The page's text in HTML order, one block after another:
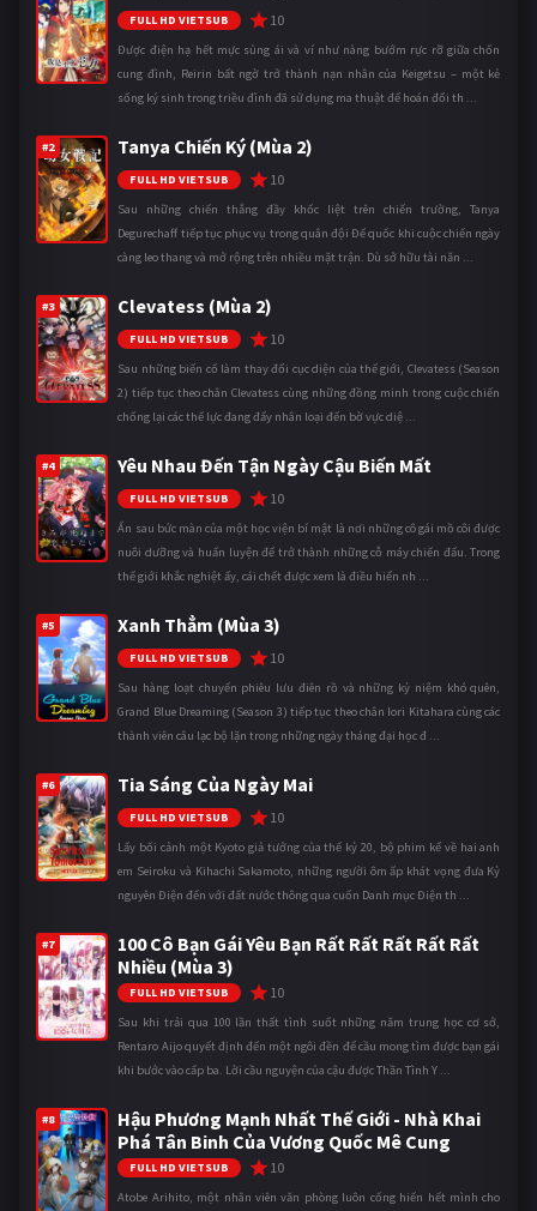
FULL HD VIETSUB 10
Được điện hạ hết mực sủng ái và ví như nàng bướm rực rỡ giữa chốn
cung đình, Reirin bất ngờ trở thành nạn nhân của Keigetsu – một kẻ
sống ký sinh trong triều đình đã sử dụng ma thuật để hoán đổi th ...
#2 Tanya Chiến Ký (Mùa 2)
FULL HD VIETSUB 10
Sau những chiến thắng đầy khốc liệt trên chiến trường, Tanya
Degurechaff tiếp tục phục vụ trong quân đội Đế quốc khi cuộc chiến ngày
càng leo thang và mở rộng trên nhiều mặt trận. Dù sở hữu tài năn ...
#3 Clevatess (Mùa 2)
FULL HD VIETSUB 10
Sau những biến cố làm thay đổi cục diện của thế giới, Clevatess (Season
2) tiếp tục theo chân Clevatess cùng những đồng minh trong cuộc chiến
chống lại các thế lực đang đẩy nhân loại đến bờ vực diệ ...
#4 Yêu Nhau Đến Tận Ngày Cậu Biến Mất
FULL HD VIETSUB 10
Ẩn sau bức màn của một học viện bí mật là nơi những cô gái mồ côi được
nuôi dưỡng và huấn luyện để trở thành những cỗ máy chiến đấu. Trong
thế giới khắc nghiệt ấy, cái chết được xem là điều hiển nh ...
#5 Xanh Thẳm (Mùa 3)
FULL HD VIETSUB 10
Sau hàng loạt chuyến phiêu lưu điên rồ và những kỷ niệm khó quên,
Grand Blue Dreaming (Season 3) tiếp tục theo chân Iori Kitahara cùng các
thành viên câu lạc bộ lặn trong những ngày tháng đại học đ ...
#6 Tia Sáng Của Ngày Mai
FULL HD VIETSUB 10
Lấy bối cảnh một Kyoto giả tưởng của thế kỷ 20, bộ phim kể về hai anh
em Seiroku và Kihachi Sakamoto, những người ôm ấp khát vọng đưa Kỷ
nguyên Điện đến với đất nước thông qua cuốn Danh mục Điện th ...
#7
100 Cô Bạn Gái Yêu Bạn Rất Rất Rất Rất Rất
Nhiều (Mùa 3)
FULL HD VIETSUB 10
Sau khi trải qua 100 lần thất tình suốt những năm trung học cơ sở,
Rentaro Aijo quyết định đến một ngôi đền để cầu mong tìm được bạn gái
khi bước vào cấp ba. Lời cầu nguyện của cậu được Thần Tình Y ...
#8
Hậu Phương Mạnh Nhất Thế Giới - Nhà Khai
Phá Tân Binh Của Vương Quốc Mê Cung
FULL HD VIETSUB 10
Atobe Arihito, một nhân viên văn phòng luôn cống hiến hết mình cho